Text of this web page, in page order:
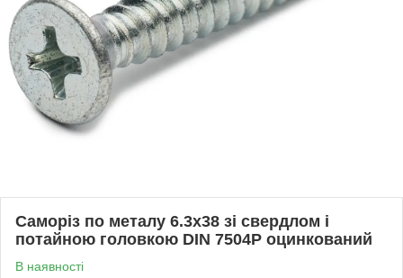
Саморіз по металу 6.3х38 зі свердлом і
потайною головкою DIN 7504P оцинкований
В наявності